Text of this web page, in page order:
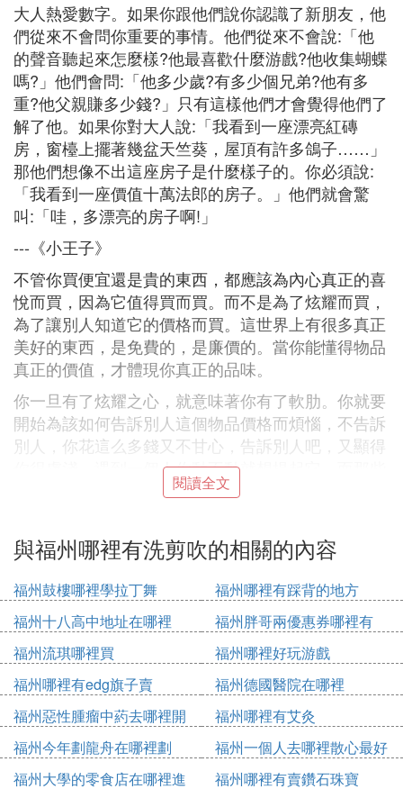
大人熱愛數字。如果你跟他們說你認識了新朋友，他
們從來不會問你重要的事情。他們從來不會說:「他
的聲音聽起來怎麼樣?他最喜歡什麼游戲?他收集蝴蝶
嗎?」他們會問:「他多少歲?有多少個兄弟?他有多
重?他父親賺多少錢?」只有這樣他們才會覺得他們了
解了他。如果你對大人說:「我看到一座漂亮紅磚
房，窗檯上擺著幾盆天竺葵，屋頂有許多鴿子……」
那他們想像不出這座房子是什麼樣子的。你必須說:
「我看到一座價值十萬法郎的房子。」他們就會驚
叫:「哇，多漂亮的房子啊!」
---《小王子》
不管你買便宜還是貴的東西，都應該為內心真正的喜
悅而買，因為它值得買而買。而不是為了炫耀而買，
為了讓別人知道它的價格而買。這世界上有很多真正
美好的東西，是免費的，是廉價的。當你能懂得物品
真正的價值，才體現你真正的品味。
你一旦有了炫耀之心，就意味著你有了軟肋。你就要
開始為該如何告訴別人這個物品價格而煩惱，不告訴
別人，你花這么多錢又不甘心，告訴別人吧，又顯得
你很膚淺。遇到一個人你動不動就想提起它。而那些
買不起的這個東西的人可能會覺得你很討厭。買得起
西沾沾自喜。其實是一件左右不討好的事。
我曾經有一個朋友，她原本是個豁達灑脫的女生，富
有幽默感，敢於自嘲。不在乎數字。後來她開始有一
點點小錢，可能受她工作環境影響，她開始成為一個
追求數字的人，她不停地告訴我數字。今天買一個包
包，告訴我數字。明天買一個手鏈，告訴我數字。這
時代幾千塊一萬塊的包包手鏈，其實人人都買得起，
買下來只代表一個人的志趣，並不說明一個人的成功
和品味。開始，我每次只能配合她的話題，去贊美和
討論那些我不真正感興趣的東西。但是我覺得這樣的
交流很無聊，以前我們都是談有趣的事情。
閱讀全文
與福州哪裡有洗剪吹的相關的內容
福州鼓樓哪裡學拉丁舞
福州哪裡有踩背的地方
福州十八高中地址在哪裡
福州胖哥兩優惠券哪裡有
福州流琪哪裡買
福州哪裡好玩游戲
福州哪裡有edg旗子賣
福州德國醫院在哪裡
福州惡性腫瘤中葯去哪裡開
福州哪裡有艾灸
福州今年劃龍舟在哪裡劃
福州一個人去哪裡散心最好
福州大學的零食店在哪裡進
福州哪裡有賣鑽石珠寶